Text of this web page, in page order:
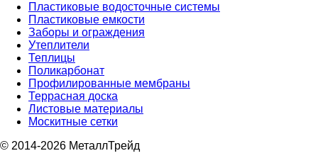
Пластиковые водосточные системы
Пластиковые емкости
Заборы и ограждения
Утеплители
Теплицы
Поликарбонат
Профилированные мембраны
Террасная доска
Листовые материалы
Москитные сетки
© 2014-2026 МеталлТрейд